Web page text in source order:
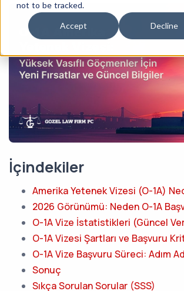
not to be tracked.
Accept Decline
İçindekiler
Amerika Yetenek Vizesi (O-1A)
2026 Görünümü: Neden O-1A
O-1A Vize İstatistikleri (Güncel
O-1A Vizesi Şartları ve Başvuru
O-1A Vize Başvuru Süreci: Adım
Sonuç
Sıkça Sorulan Sorular (SSS)